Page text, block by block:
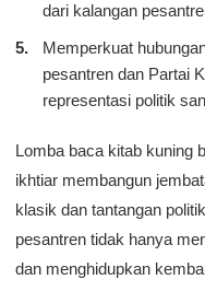
dari kalangan
Memperkuat
pesantren dan Partai
representasi politik
Lomba baca kitab kuning
ikhtiar membangun
klasik dan tantangan
pesantren tidak hanya
dan menghidupkan